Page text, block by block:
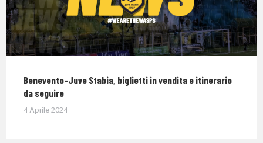
Benevento-Juve Stabia, biglietti in vendita e itinerario
da seguire
4 Aprile 2024